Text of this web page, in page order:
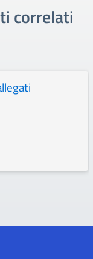
correlati